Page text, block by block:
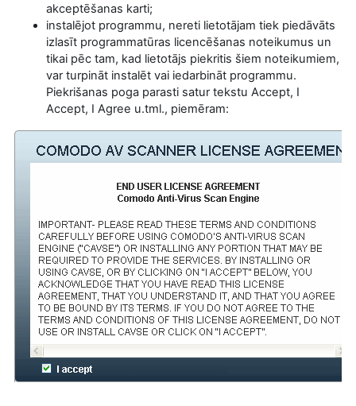
akceptēšanas karti;
instalējot programmu, nereti lietotājam tiek piedāvāts
izlasīt programmatūras licencēšanas noteikumus un
tikai pēc tam, kad lietotājs piekritis šiem noteikumiem,
var turpināt instalēt vai iedarbināt programmu.
Piekrišanas poga parasti satur tekstu Accept, I
Accept, I Agree u.tml., piemēram: